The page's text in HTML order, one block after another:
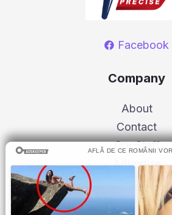
Facebook
Company
About
Contact
Our Staff
Advertise